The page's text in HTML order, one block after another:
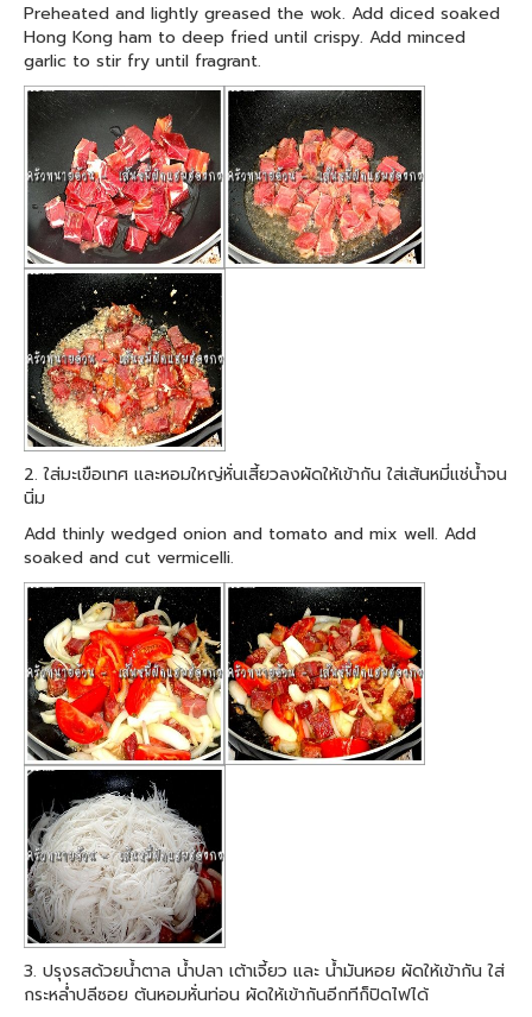
Preheated and lightly greased the wok. Add diced soaked
Hong Kong ham to deep fried until crispy. Add minced
garlic to stir fry until fragrant.
2. ใส่มะเขือเทศ และหอมใหญ่หั่นเสี้ยวลงผัดให้เข้ากัน ใส่เส้นหมี่แช่น้ำจน
นิ่ม
Add thinly wedged onion and tomato and mix well. Add
soaked and cut vermicelli.
3. ปรุงรสด้วยน้ำตาล น้ำปลา เต้าเจี้ยว และ น้ำมันหอย ผัดให้เข้ากัน ใส่
กระหล่ำปลีซอย ต้นหอมหั่นท่อน ผัดให้เข้ากันอีกทีก็ปิดไฟได้